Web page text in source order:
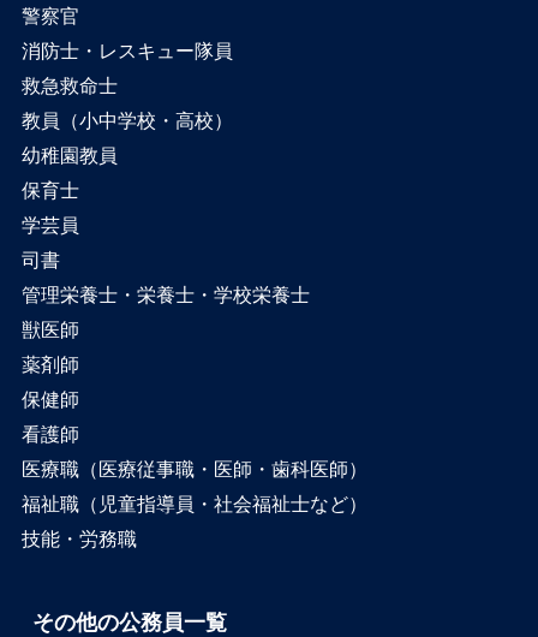
警察官
消防士・レスキュー隊員
救急救命士
教員（小中学校・高校）
幼稚園教員
保育士
学芸員
司書
管理栄養士・栄養士・学校栄養士
獣医師
薬剤師
保健師
看護師
医療職（医療従事職・医師・歯科医師）
福祉職（児童指導員・社会福祉士など）
技能・労務職
その他の公務員一覧